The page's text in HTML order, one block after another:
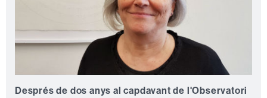
Després de dos anys al capdavant de l'Observatori